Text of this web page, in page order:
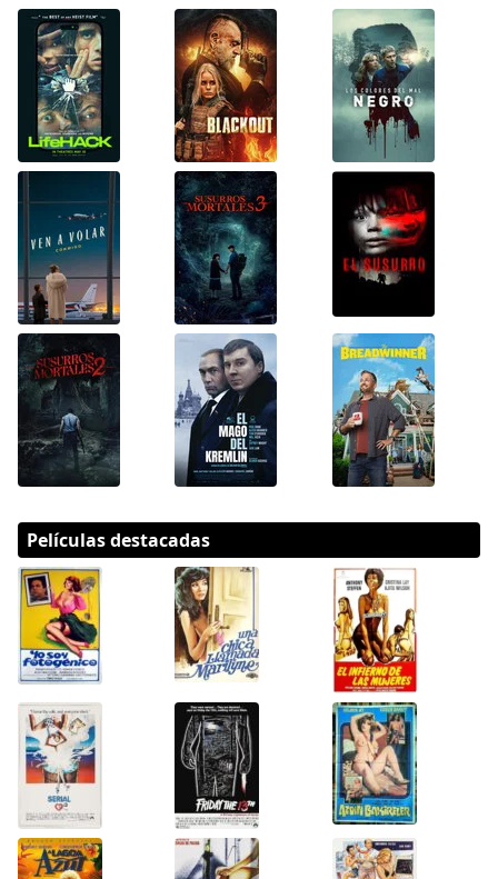
Películas destacadas